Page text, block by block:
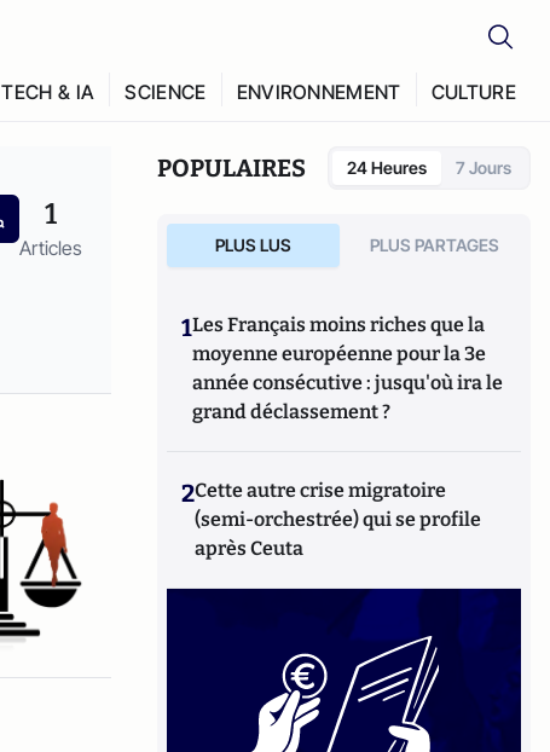
TECH & IA SCIENCE ENVIRONNEMENT CULTURE
1
Articles
POPULAIRES 24 Heures 7 Jours
PLUS LUS PLUS PARTAGES
1Les Français moins riches que la
moyenne européenne pour la 3e
année consécutive : jusqu'où ira le
grand déclassement ?
2Cette autre crise migratoire
(semi-orchestrée) qui se profile
après Ceuta